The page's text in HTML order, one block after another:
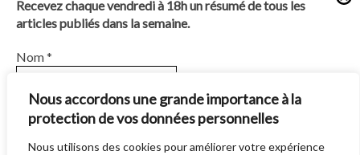
Nous accordons une grande importance à la
protection de vos données personnelles
Nous utilisons des cookies pour améliorer votre expérience
Recevez chaque vendredi à 18h un résumé de tous les
articles publiés dans la semaine.
Nom*
E-mail*